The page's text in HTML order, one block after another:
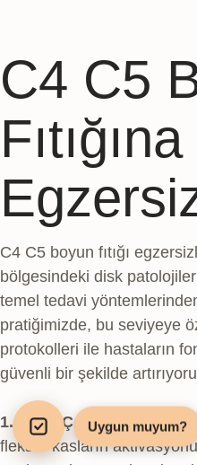
C4 C5
C4 C5 boyun fıtığı
bölgesindeki disk
temel tedavi
pratiğimizde, bu seviyeye
protokolleri ile hastaların
güvenli bir şekilde
1. Çene Çekme Egzersizi
fleksör kasların
Uygun muyum?